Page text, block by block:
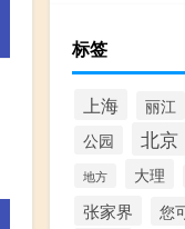
标签
上海 丽江
公园 北京
地方 大理
张家界 您